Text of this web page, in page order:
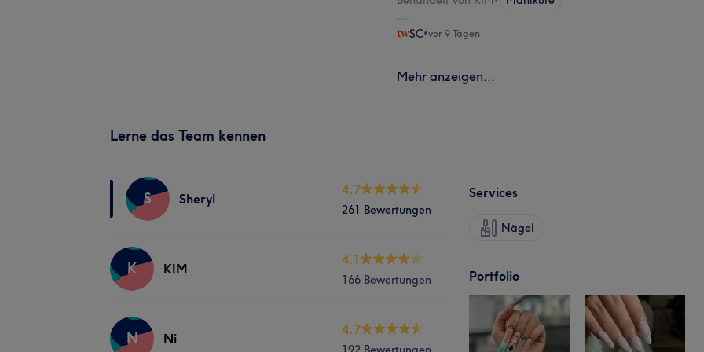
SC•vor 9 Tagen
Mehr anzeigen...
Lerne das Team kennen
S Sheryl
4.7
261 Bewertungen
K KIM
4.1
166 Bewertungen
N Ni
4.7
Services
Nägel
Portfolio